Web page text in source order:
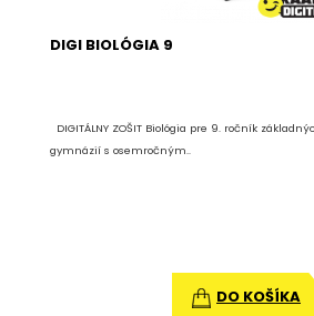
DIGI BIOLÓGIA 9
DIGITÁLNY ZOŠIT Biológia pre 9. ročník
gymnázií s osemročným..
DO KOŠÍKA